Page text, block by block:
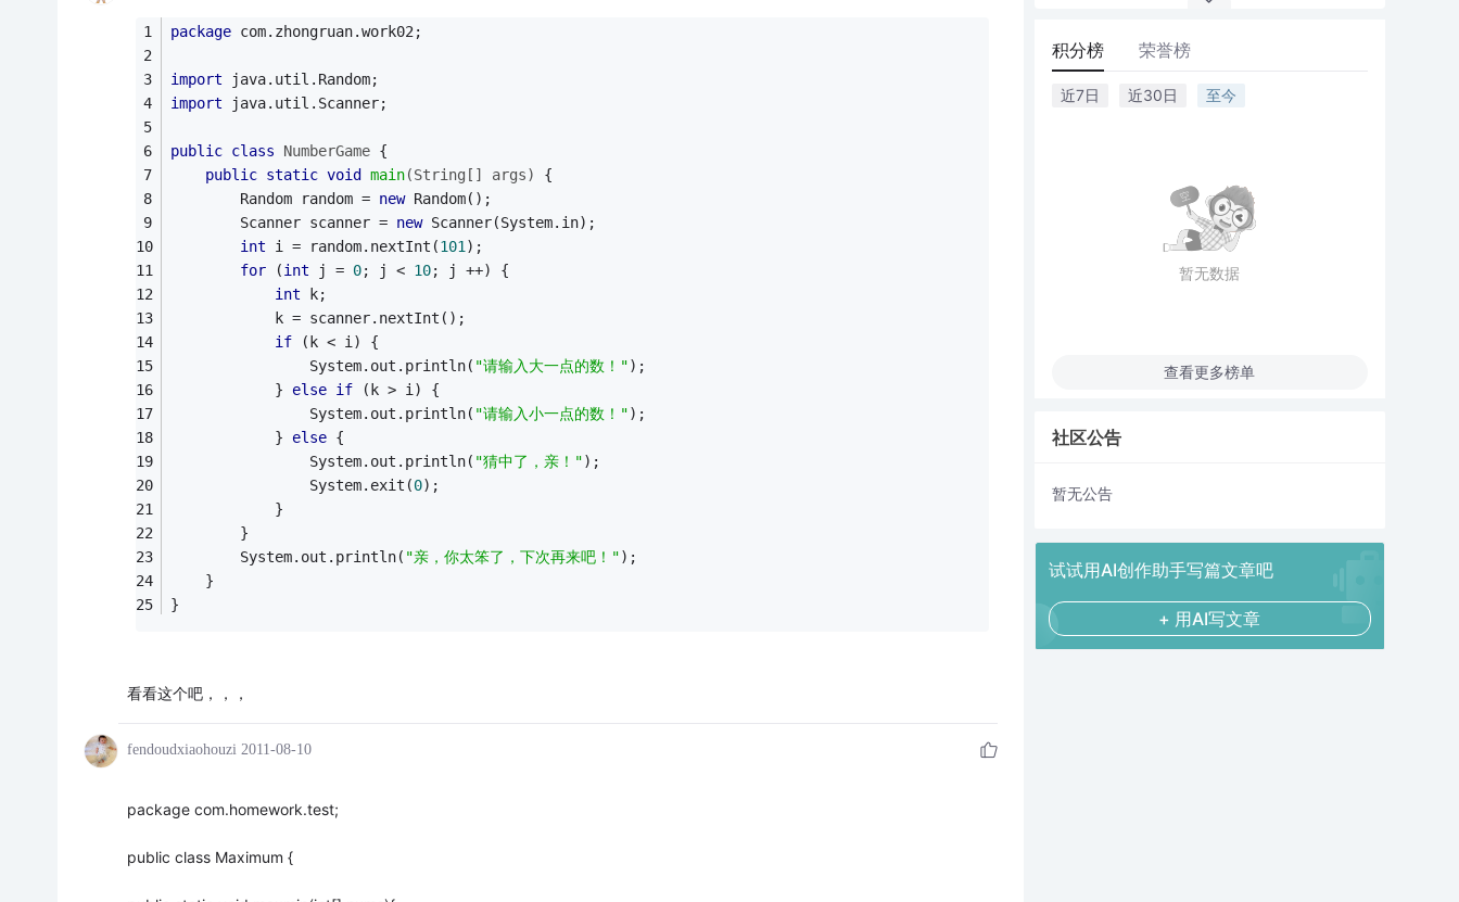
package com.zhongruan.work02;
import java.util.Random;
import java.util.Scanner;
public class NumberGame {
public static void main(String[] args)
{
		Random random =
new Random();
		Scanner scanner =
new Scanner(System.in);
int i = random.nextInt(101 );
for (int j = 0; j < 10; j ++) {
int k;
			k = scanner.nextInt();
if (k < i) {
				System.out.println(
"请输入大一点的数！");
			}
else if (k > i) {
				System.out.println(
"请输入小一点的数！");
			}
else {
				System.out.println(
"猜中了，亲！");
				System.exit(
0);
			}
		}
		System.out.println(
"亲，你太笨了，下次再来吧！");
	}
}
看看这个吧，，，
fendoudxiaohouzi 2011-08-10
package com.homework.test;
public class Maximum {
积分榜 荣誉榜
近7日 近30日 至今
暂无数据
查看更多榜单
社区公告
暂无公告
试试用AI创作助手写篇文章吧
+ 用AI写文章